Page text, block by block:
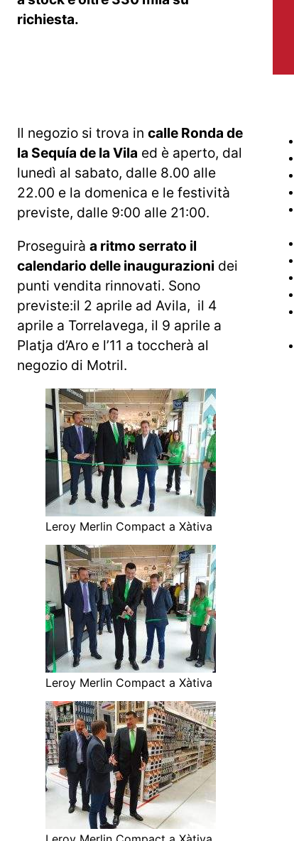
richiesta.
Il negozio si trova in calle Ronda de
la Sequía de la Vila ed è aperto, dal
lunedì al sabato, dalle 8.00 alle
22.00 e la domenica e le festività
previste, dalle 9:00 alle 21:00.
Proseguirà a ritmo serrato il
calendario delle inaugurazioni dei
punti vendita rinnovati. Sono
previste:il 2 aprile ad Avila, il 4
aprile a Torrelavega, il 9 aprile a
Platja d’Aro e l’11 a toccherà al
negozio di Motril.
Leroy Merlin Compact a Xàtiva
Leroy Merlin Compact a Xàtiva